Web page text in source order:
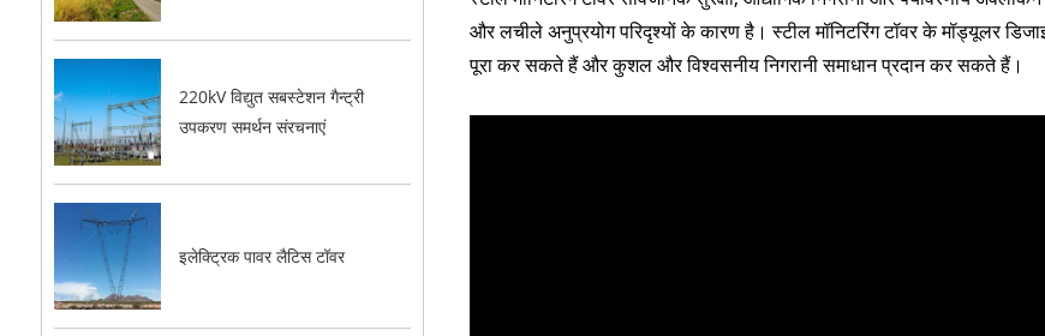
220kV विद्युत सबस्टेशन गैन्ट्री
उपकरण समर्थन संरचनाएं
इलेक्ट्रिक पावर लैटिस टॉवर
और लचीले अनुप्रयोग परिदृश्यों के कारण है। स्टील मॉनिटरिंग टॉवर के मॉड्यूलर
पूरा कर सकते हैं और कुशल और विश्वसनीय निगरानी समाधान प्रदान कर सकते हैं।